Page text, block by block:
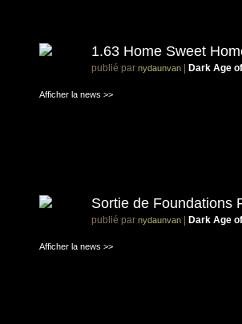
1.63 Home Sweet
publié par nydaunvan Dark Age
Afficher la news >>
Sortie de Foundations
publié par nydaunvan Dark Age
Afficher la news >>